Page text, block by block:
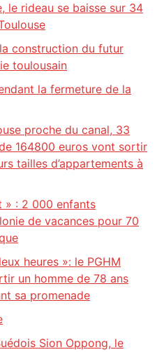
le rideau se baisse sur 34
construction du futur
toulousain
la fermeture de la
proche du canal, 33
164800 euros vont sortir
tailles d’appartements à
» : 2 000 enfants
de vacances pour 70
heures »: le PGHM
un homme de 78 ans
sa promenade
Sion Oppong, le